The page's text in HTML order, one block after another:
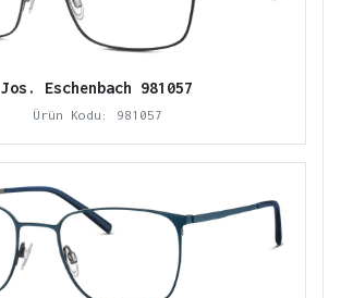
Jos. Eschenbach 981057
Ürün Kodu: 981057